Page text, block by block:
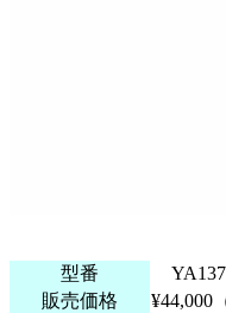
型番
販売価格
¥44,000